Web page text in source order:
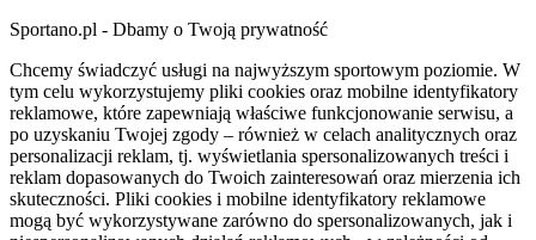
Sportano.pl - Dbamy o Twoją prywatność
Chcemy świadczyć usługi na najwyższym sportowym poziomie. W
tym celu wykorzystujemy pliki cookies oraz mobilne identyfikatory
reklamowe, które zapewniają właściwe funkcjonowanie serwisu, a
po uzyskaniu Twojej zgody – również w celach analitycznych oraz
personalizacji reklam, tj. wyświetlania spersonalizowanych treści i
reklam dopasowanych do Twoich zainteresowań oraz mierzenia ich
skuteczności. Pliki cookies i mobilne identyfikatory reklamowe
mogą być wykorzystywane zarówno do spersonalizowanych, jak i